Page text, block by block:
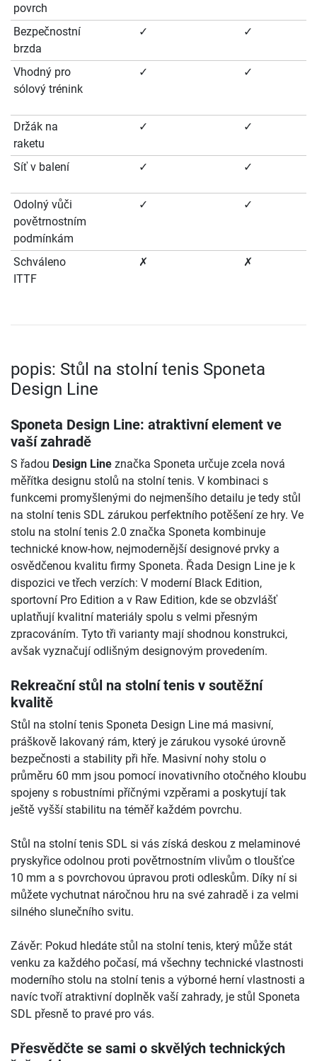
povrch
Bezpečnostní
brzda
✓ ✓
Vhodný pro
sólový trénink
✓ ✓
Držák na
raketu
✓ ✓
Síť v balení ✓ ✓
Odolný vůči
povětrnostním
podmínkám
✓ ✓
Schváleno
ITTF
✗ ✗
popis: Stůl na stolní tenis Sponeta
Design Line
Sponeta Design Line: atraktivní element ve
vaší zahradě
S řadou Design Line značka Sponeta určuje zcela nová
měřítka designu stolů na stolní tenis. V kombinaci s
funkcemi promyšlenými do nejmenšího detailu je tedy stůl
na stolní tenis SDL zárukou perfektního potěšení ze hry. Ve
stolu na stolní tenis 2.0 značka Sponeta kombinuje
technické know-how, nejmodernější designové prvky a
osvědčenou kvalitu firmy Sponeta. Řada Design Line je k
dispozici ve třech verzích: V moderní Black Edition,
sportovní Pro Edition a v Raw Edition, kde se obzvlášť
uplatňují kvalitní materiály spolu s velmi přesným
zpracováním. Tyto tři varianty mají shodnou konstrukci,
avšak vyznačují odlišným designovým provedením.
Rekreační stůl na stolní tenis v soutěžní
kvalitě
Stůl na stolní tenis Sponeta Design Line má masivní,
práškově lakovaný rám, který je zárukou vysoké úrovně
bezpečnosti a stability při hře. Masivní nohy stolu o
průměru 60 mm jsou pomocí inovativního otočného kloubu
spojeny s robustními příčnými vzpěrami a poskytují tak
ještě vyšší stabilitu na téměř každém povrchu.
Stůl na stolní tenis SDL si vás získá deskou z melaminové
pryskyřice odolnou proti povětrnostním vlivům o tloušťce
10 mm a s povrchovou úpravou proti odleskům. Díky ní si
můžete vychutnat náročnou hru na své zahradě i za velmi
silného slunečního svitu.
Závěr: Pokud hledáte stůl na stolní tenis, který může stát
venku za každého počasí, má všechny technické vlastnosti
moderního stolu na stolní tenis a výborné herní vlastnosti a
navíc tvoří atraktivní doplněk vaší zahrady, je stůl Sponeta
SDL přesně to pravé pro vás.
Přesvědčte se sami o skvělých technických